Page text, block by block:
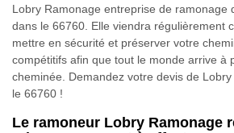
Lobry Ramonage entreprise de ramonage
dans le 66760. Elle viendra régulièrement
mettre en sécurité et préserver votre
compétitifs afin que tout le monde arrive à
cheminée. Demandez votre devis de
le 66760 !
Le ramoneur Lobry Ramonage